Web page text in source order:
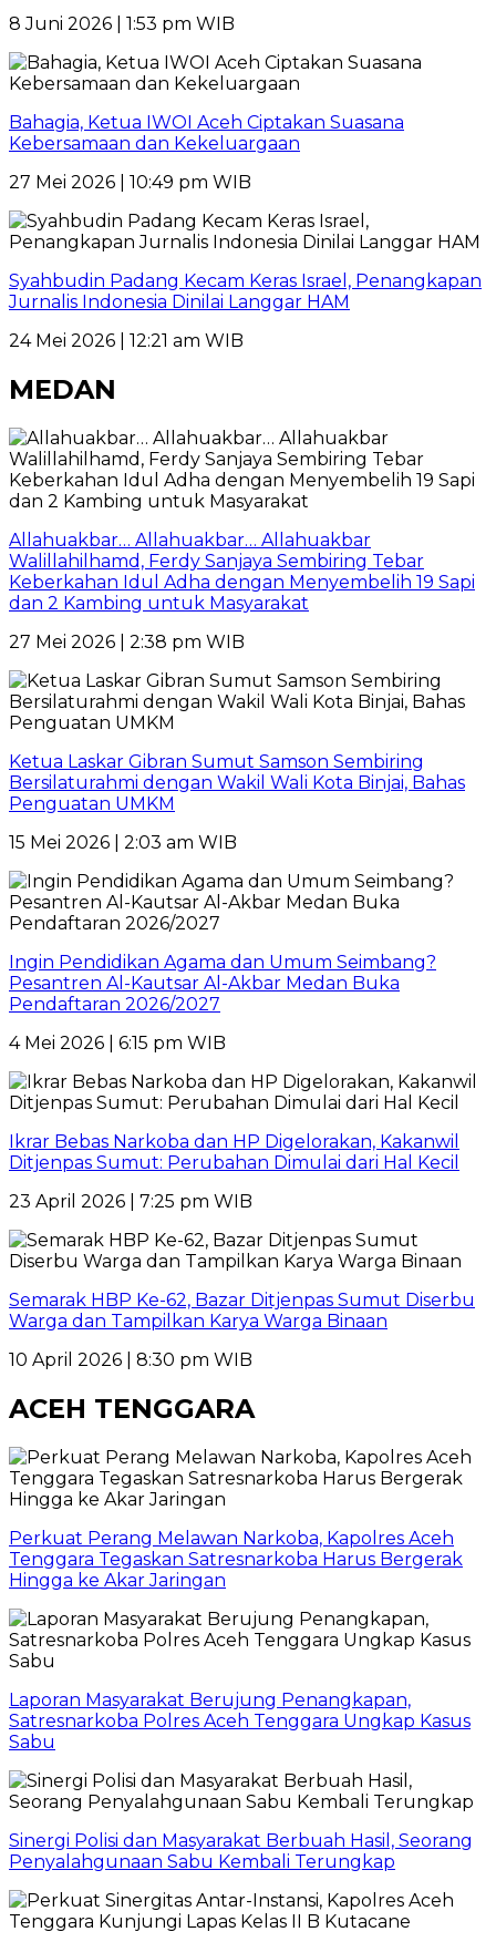
8 Juni 2026 | 1:53 pm WIB
Bahagia, Ketua IWOI Aceh Ciptakan Suasana
Kebersamaan dan Kekeluargaan
27 Mei 2026 | 10:49 pm WIB
Syahbudin Padang Kecam Keras Israel, Penangkapan
Jurnalis Indonesia Dinilai Langgar HAM
24 Mei 2026 | 12:21 am WIB
MEDAN
Allahuakbar… Allahuakbar… Allahuakbar
Walillahilhamd, Ferdy Sanjaya Sembiring Tebar
Keberkahan Idul Adha dengan Menyembelih 19 Sapi
dan 2 Kambing untuk Masyarakat
27 Mei 2026 | 2:38 pm WIB
Ketua Laskar Gibran Sumut Samson Sembiring
Bersilaturahmi dengan Wakil Wali Kota Binjai, Bahas
Penguatan UMKM
15 Mei 2026 | 2:03 am WIB
Ingin Pendidikan Agama dan Umum Seimbang?
Pesantren Al-Kautsar Al-Akbar Medan Buka
Pendaftaran 2026/2027
4 Mei 2026 | 6:15 pm WIB
Ikrar Bebas Narkoba dan HP Digelorakan, Kakanwil
Ditjenpas Sumut: Perubahan Dimulai dari Hal Kecil
23 April 2026 | 7:25 pm WIB
Semarak HBP Ke-62, Bazar Ditjenpas Sumut Diserbu
Warga dan Tampilkan Karya Warga Binaan
10 April 2026 | 8:30 pm WIB
ACEH TENGGARA
Perkuat Perang Melawan Narkoba, Kapolres Aceh
Tenggara Tegaskan Satresnarkoba Harus Bergerak
Hingga ke Akar Jaringan
Laporan Masyarakat Berujung Penangkapan,
Satresnarkoba Polres Aceh Tenggara Ungkap Kasus
Sabu
Sinergi Polisi dan Masyarakat Berbuah Hasil, Seorang
Penyalahgunaan Sabu Kembali Terungkap